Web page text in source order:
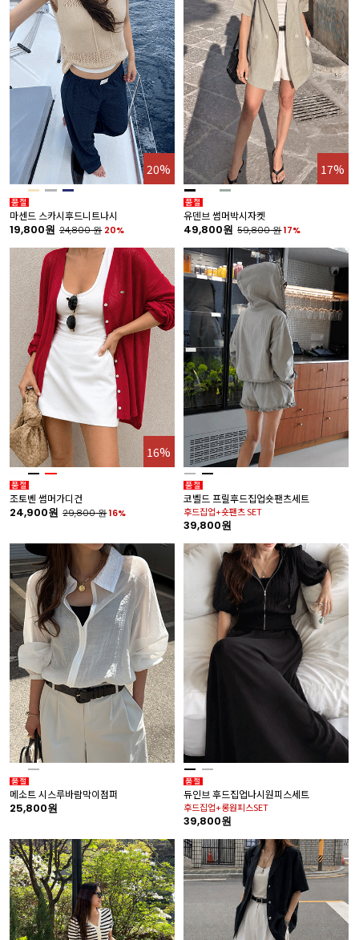
20%
마센드 스카시후드니트나시
19,800원 24,800원 20%
17%
유덴브 썸머박시자켓
49,800원 59,800원17%
16%
조토벤 썸머가디건
24,900원 29,800원16%
코벨드 프릴후드집업숏팬츠세트
후드집업+숏팬츠 SET
39,800원
메소트 시스루바람막이점퍼
25,800원
듀인브 후드집업나시원피스세트
후드집업+롱원피스SET
39,800원